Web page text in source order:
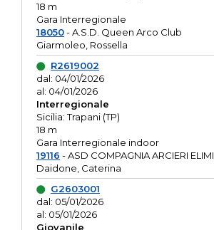
18 m
Gara Interregionale
18050- A.S.D. Queen Arco Club
Giarmoleo, Rossella
R2619002
dal: 04/01/2026
al: 04/01/2026
Interregionale
Sicilia: Trapani (TP)
18 m
Gara Interregionale indoor
19116 - ASD COMPAGNIA ARCIERI ELIMI
Daidone, Caterina
G2603001
dal: 05/01/2026
al: 05/01/2026
Giovanile